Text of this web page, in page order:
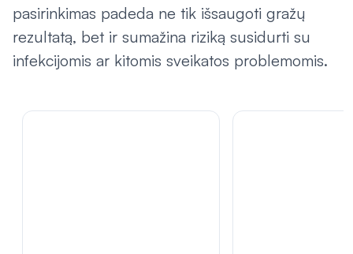
pasirinkimas padeda ne tik išsaugoti gražų
rezultatą, bet ir sumažina riziką susidurti su
infekcijomis ar kitomis sveikatos problemomis.